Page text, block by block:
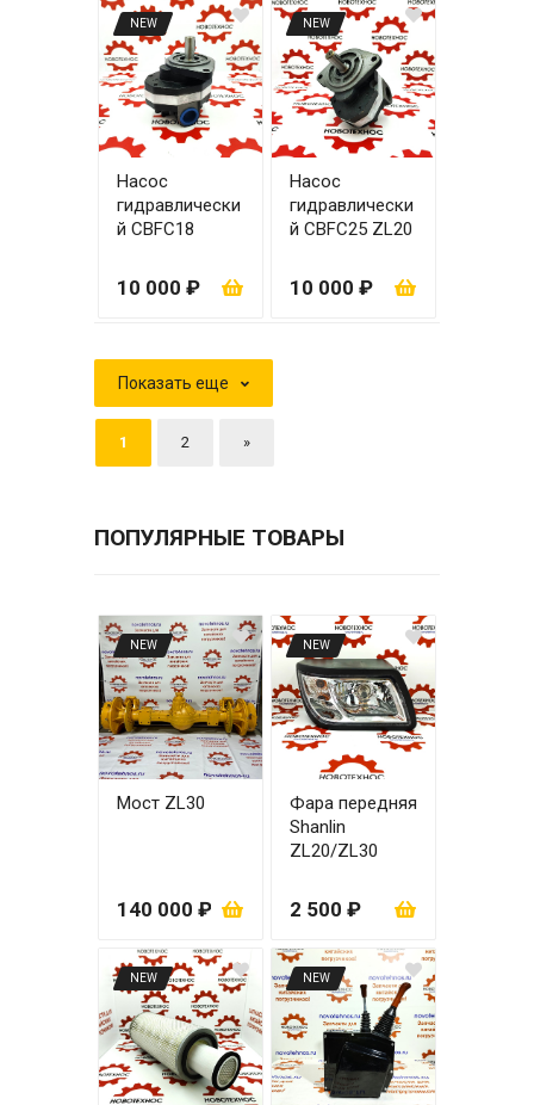
NEW
Насос
гидравлически
й СВFC18
10 000 ₽
NEW
Насос
гидравлически
й CBFC25 ZL20
10 000 ₽
Показать еще
1 2 »
ПОПУЛЯРНЫЕ ТОВАРЫ
NEW
Мост ZL30
140 000 ₽
NEW
Фара передняя
Shanlin
ZL20/ZL30
2 500 ₽
NEW NEW